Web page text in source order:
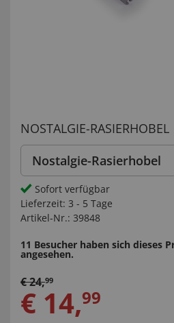
NOSTALGIE-RASIERHOBEL
Nostalgie-Rasierhobel
Sofort verfügbar
Lieferzeit: 3 - 5 Tage
Artikel-Nr.: 39848
11 Besucher haben sich dieses
angesehen.
€24,99
€ 14,99